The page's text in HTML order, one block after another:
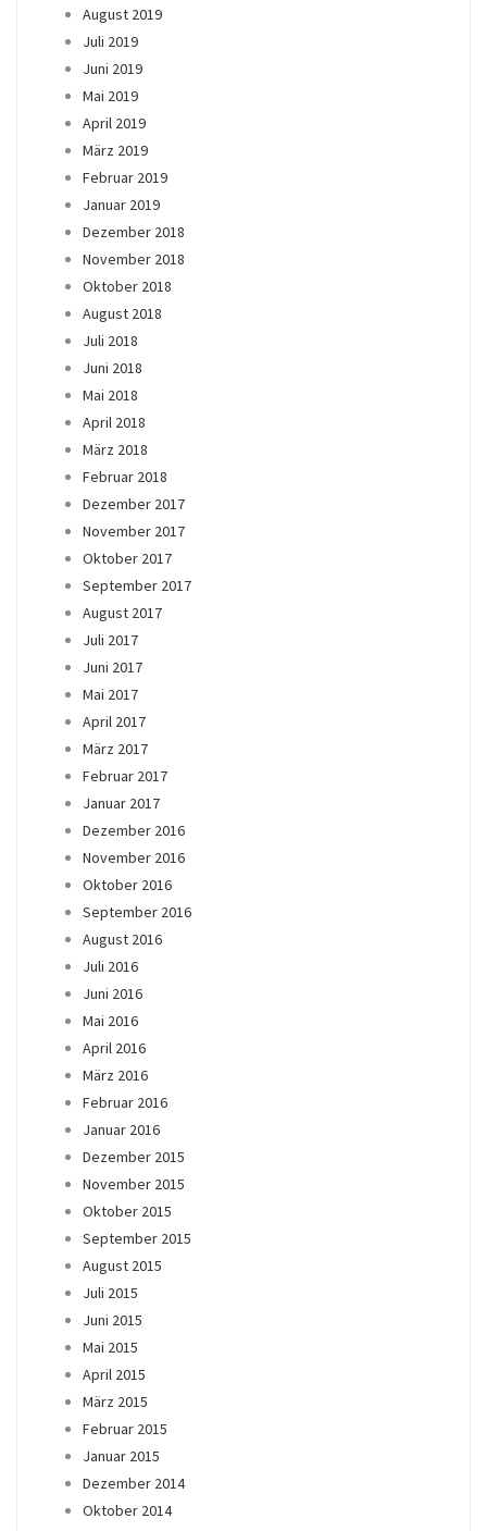
August 2019
Juli 2019
Juni 2019
Mai 2019
April 2019
März 2019
Februar 2019
Januar 2019
Dezember 2018
November 2018
Oktober 2018
August 2018
Juli 2018
Juni 2018
Mai 2018
April 2018
März 2018
Februar 2018
Dezember 2017
November 2017
Oktober 2017
September 2017
August 2017
Juli 2017
Juni 2017
Mai 2017
April 2017
März 2017
Februar 2017
Januar 2017
Dezember 2016
November 2016
Oktober 2016
September 2016
August 2016
Juli 2016
Juni 2016
Mai 2016
April 2016
März 2016
Februar 2016
Januar 2016
Dezember 2015
November 2015
Oktober 2015
September 2015
August 2015
Juli 2015
Juni 2015
Mai 2015
April 2015
März 2015
Februar 2015
Januar 2015
Dezember 2014
Oktober 2014